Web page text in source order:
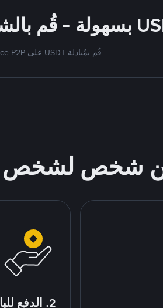
قُم بمُبادلة USDT على Binance P2P. اعثر على أفضل العروض أدناه لشراء وبيع Tether
من شخص لشخص
2. الدفع للبائع